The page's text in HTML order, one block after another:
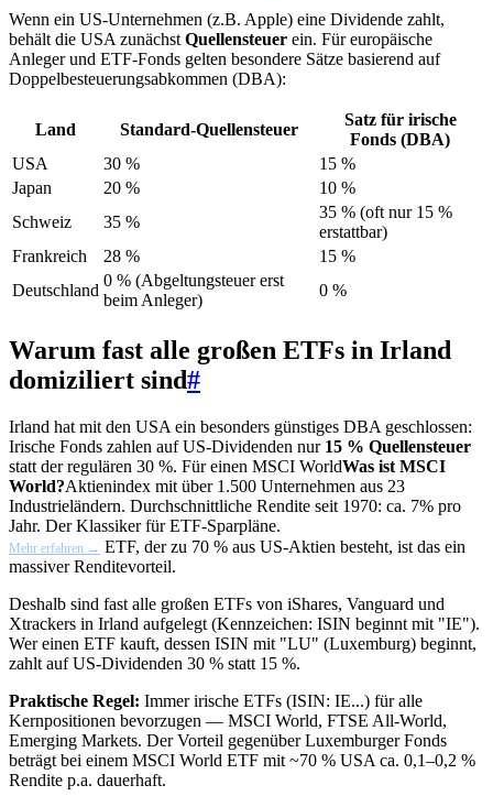
Wenn ein US-Unternehmen (z.B. Apple) eine Dividende zahlt,
behält die USA zunächst Quellensteuer ein. Für europäische
Anleger und ETF-Fonds gelten besondere Sätze basierend auf
Doppelbesteuerungsabkommen (DBA):
Land Standard-Quellensteuer
Satz für irische
Fonds (DBA)
USA
30 %
15 %
Japan
20 %
10 %
Schweiz
35 %
35 % (oft nur 15 %
erstattbar)
Frankreich
28 %
15 %
Deutschland
0 % (Abgeltungsteuer erst
beim Anleger)
0 %
Warum fast alle großen ETFs in Irland
domiziliert sind#
Irland hat mit den USA ein besonders günstiges DBA geschlossen:
Irische Fonds zahlen auf US-Dividenden nur 15 % Quellensteuer
statt der regulären 30 %. Für einen MSCI WorldWas ist MSCI
World?Aktienindex mit über 1.500 Unternehmen aus 23
Industrieländern. Durchschnittliche Rendite seit 1970: ca. 7% pro
Jahr. Der Klassiker für ETF-Sparpläne.
Mehr erfahren → ETF, der zu 70 % aus US-Aktien besteht, ist das ein
massiver Renditevorteil.
Deshalb sind fast alle großen ETFs von iShares, Vanguard und
Xtrackers in Irland aufgelegt (Kennzeichen: ISIN beginnt mit "IE").
Wer einen ETF kauft, dessen ISIN mit "LU" (Luxemburg) beginnt,
zahlt auf US-Dividenden 30 % statt 15 %.
Praktische Regel: Immer irische ETFs (ISIN: IE...) für alle
Kernpositionen bevorzugen — MSCI World, FTSE All-World,
Emerging Markets. Der Vorteil gegenüber Luxemburger Fonds
beträgt bei einem MSCI World ETF mit ~70 % USA ca. 0,1–0,2 %
Rendite p.a. dauerhaft.